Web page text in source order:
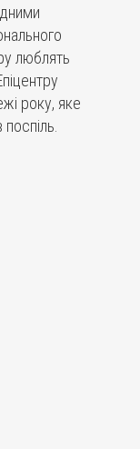
люблять
року, яке